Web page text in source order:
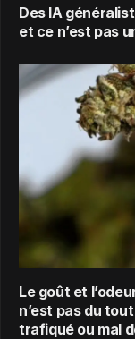
Des IA
et ce n’est pas
Le goût et
n’est pas du
trafiqué ou mal